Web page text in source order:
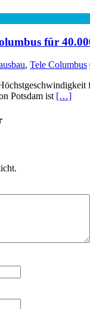
für
, Tele Columbus
Potsdam ist […]